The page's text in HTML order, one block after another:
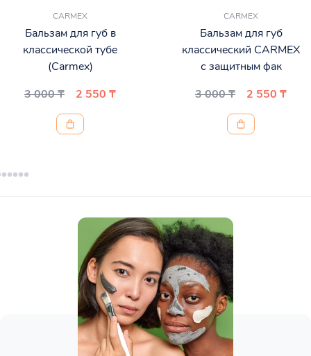
CARMEX
Бальзам для губ в
классической тубе
(Carmex)
3 000 ₸
2 550 ₸
CARMEX
Бальзам для губ
классический CARMEX
с защитным фак
3 000 ₸
2 550 ₸